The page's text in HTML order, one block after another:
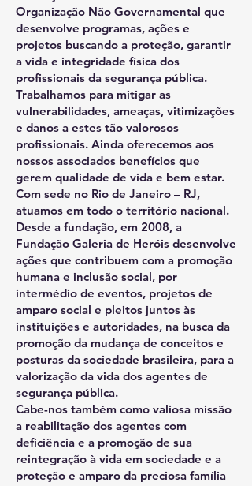
Organização Não Governamental que
desenvolve programas, ações e
projetos buscando a proteção, garantir
a vida e integridade física dos
profissionais da segurança pública.
Trabalhamos para mitigar as
vulnerabilidades, ameaças, vitimizações
e danos a estes tão valorosos
profissionais. Ainda oferecemos aos
nossos associados benefícios que
gerem qualidade de vida e bem estar.
Com sede no Rio de Janeiro – RJ,
atuamos em todo o território nacional.
Desde a fundação, em 2008, a
Fundação Galeria de Heróis desenvolve
ações que contribuem com a promoção
humana e inclusão social, por
intermédio de eventos, projetos de
amparo social e pleitos juntos às
instituições e autoridades, na busca da
promoção da mudança de conceitos e
posturas da sociedade brasileira, para a
valorização da vida dos agentes de
segurança pública.
Cabe-nos também como valiosa missão
a reabilitação dos agentes com
deficiência e a promoção de sua
reintegração à vida em sociedade e a
proteção e amparo da preciosa família